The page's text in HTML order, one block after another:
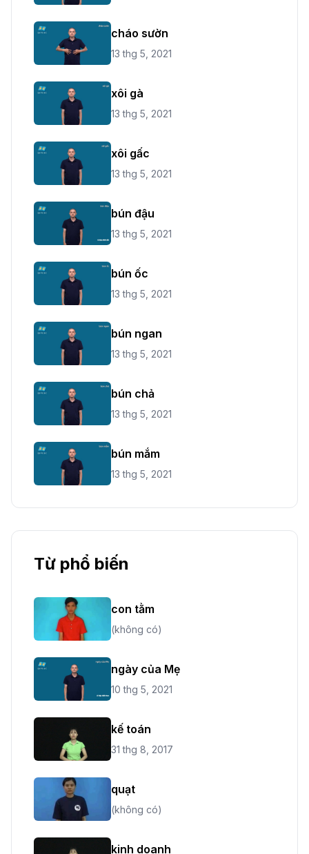
cháo sườn
13 thg 5, 2021
xôi gà
13 thg 5, 2021
xôi gấc
13 thg 5, 2021
bún đậu
13 thg 5, 2021
bún ốc
13 thg 5, 2021
bún ngan
13 thg 5, 2021
bún chả
13 thg 5, 2021
bún mắm
13 thg 5, 2021
Từ phổ biến
con tằm
(không có)
ngày của Mẹ
10 thg 5, 2021
kế toán
31 thg 8, 2017
quạt
(không có)
kinh doanh